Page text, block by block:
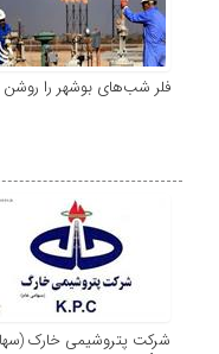
فلر شب‌های بوشهر را روشن
شرکت پتروشیمی خارک